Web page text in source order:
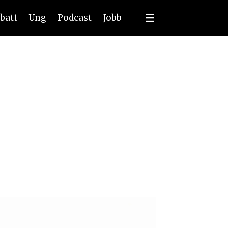
Ung Podcast Jobb